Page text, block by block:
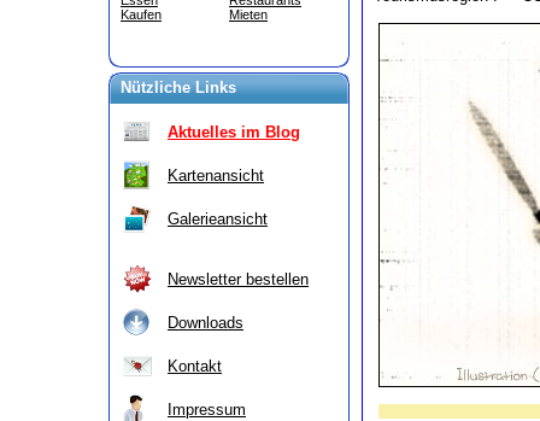
Kaufen
Mieten
Nützliche Links
Aktuelles im Blog
Kartenansicht
Galerieansicht
Newsletter bestellen
Downloads
Kontakt
Impressum